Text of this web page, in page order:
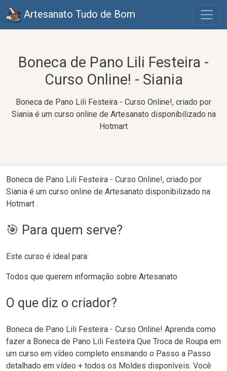
Artesanato Tudo de Bom
Boneca de Pano Lili Festeira -
Curso Online! - Siania
Boneca de Pano Lili Festeira - Curso Online!, criado por
Siania é um curso online de Artesanato disponibilizado na
Hotmart
Boneca de Pano Lili Festeira - Curso Online!, criado por
Siania é um curso online de Artesanato disponibilizado na
Hotmart .
🎯 Para quem serve?
Este curso é ideal para:
Todos que querem informação sobre Artesanato
O que diz o criador?
Boneca de Pano Lili Festeira - Curso Online! Aprenda como
fazer a Boneca de Pano Lili Festeira Que Troca de Roupa em
um curso em vídeo completo ensinando o Passo a Passo
detalhado em vídeo + todos os Moldes disponíveis. Você